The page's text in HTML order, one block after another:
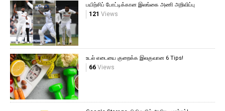
பயிற்சிப் போட்டிக்கான இலங்கை அணி அறிவிப்பு
121 Views
உடல் எடையை குறைக்க இலகுவான 6 Tips!
66Views